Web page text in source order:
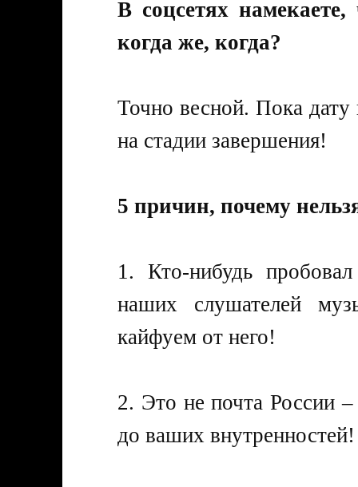
В соцсетях
когда же, когда?
Точно весной. Пока
на стадии завершения!
5 причин, почему
1. Кто-нибудь
наших слушателей
кайфуем от него!
2. Это не почта России
до ваших внутренностей!